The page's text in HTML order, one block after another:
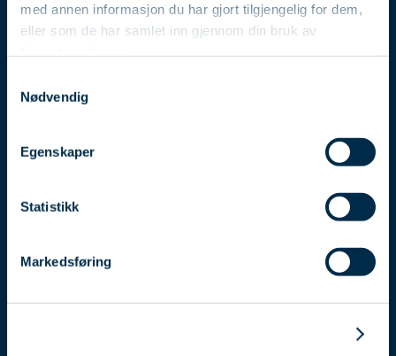
med annen informasjon du har gjort tilgjengelig for dem,
eller som de har samlet inn gjennom din bruk av
Nødvendig
Egenskaper
Statistikk
Markedsføring
eiendomsutvikler til å stole på.